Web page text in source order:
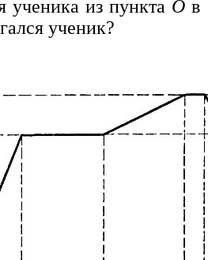
ученика из пункта О в
ученик?